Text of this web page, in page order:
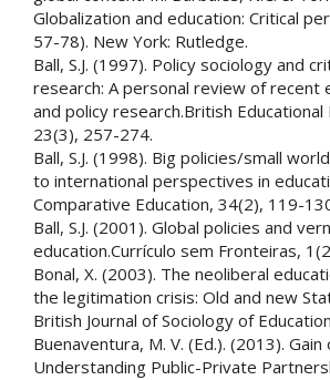
Globalization and education: Critical
57-78). New York: Rutledge.
Ball, S.J. (1997). Policy sociology and
research: A personal review of recent
and policy research.British Educational
23(3), 257-274.
Ball, S.J. (1998). Big policies/small
to international perspectives in
Comparative Education, 34(2), 119-
Ball, S.J. (2001). Global policies and
education.Currículo sem Fronteiras,
Bonal, X. (2003). The neoliberal
the legitimation crisis: Old and new
British Journal of Sociology of
Buenaventura, M. V. (Ed.). (2013). Gain
Understanding Public-Private